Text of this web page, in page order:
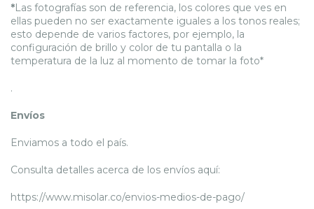
*Las fotografías son de referencia, los colores que ves en
ellas pueden no ser exactamente iguales a los tonos reales;
esto depende de varios factores, por ejemplo, la
configuración de brillo y color de tu pantalla o la
temperatura de la luz al momento de tomar la foto*
.
Envíos
Enviamos a todo el país.
Consulta detalles acerca de los envíos aquí:
https://www.misolar.co/envios-medios-de-pago/